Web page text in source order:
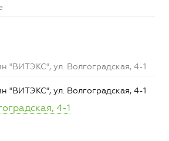
"ВИТЭКС", ул. Волгоградская, 4-1
"ВИТЭКС", ул. Волгоградская, 4-1
4-1